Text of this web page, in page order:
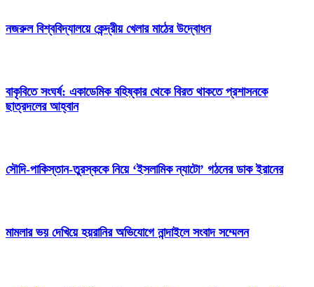
নজরুল বিশ্ববিদ্যালয়ে কেন্দ্রীয় খেলার মাঠের উদ্বোধন
বাকৃবিতে সংঘর্ষ: একাডেমিক বহিষ্কার থেকে বিরত থাকতে প্রশাসনকে
ছাত্রদলের আহ্বান
সৌদি-পাকিস্তান-তুরস্ককে নিয়ে ‘ইসলামিক ন্যাটো’ গঠনের ডাক ইরানের
মামলার ভয় দেখিয়ে হয়রানির অভিযোগে নান্দাইলে সংবাদ সম্মেলন